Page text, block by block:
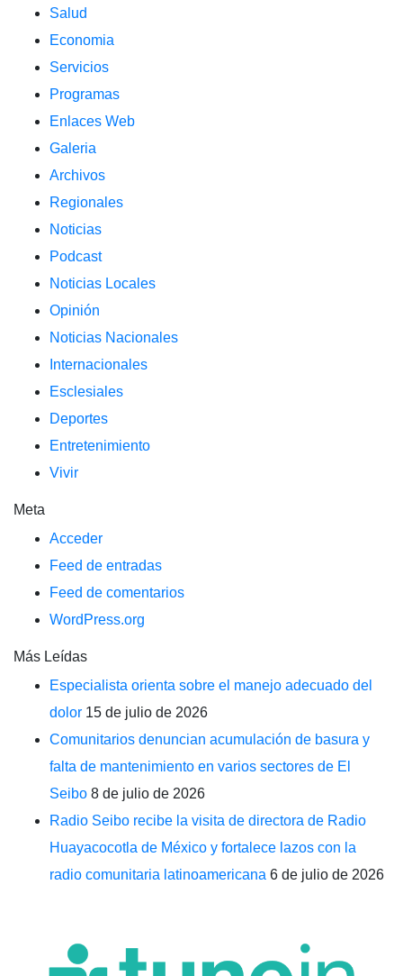
Salud
Economia
Servicios
Programas
Enlaces Web
Galeria
Archivos
Regionales
Noticias
Podcast
Noticias Locales
Opinión
Noticias Nacionales
Internacionales
Esclesiales
Deportes
Entretenimiento
Vivir
Meta
Acceder
Feed de entradas
Feed de comentarios
WordPress.org
Más Leídas
Especialista orienta sobre el manejo adecuado del
dolor 15 de julio de 2026
Comunitarios denuncian acumulación de basura y
falta de mantenimiento en varios sectores de El
Seibo 8 de julio de 2026
Radio Seibo recibe la visita de directora de Radio
Huayacocotla de México y fortalece lazos con la
radio comunitaria latinoamericana 6 de julio de 2026